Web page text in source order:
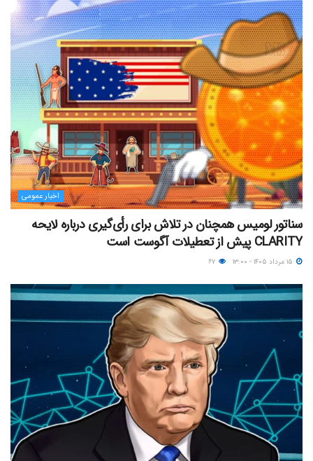
اخبار عمومی
سناتور لومیس همچنان در تلاش برای رأی‌گیری درباره لایحه
CLARITY پیش از تعطیلات آگوست است